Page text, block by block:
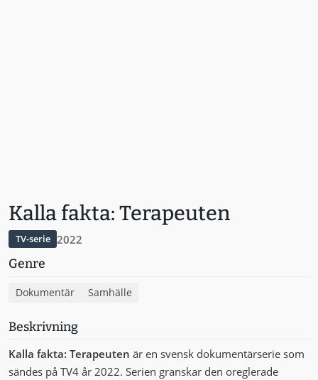
Kalla fakta: Terapeuten
TV-serie 2022
Genre
Dokumentär Samhälle
Beskrivning
Kalla fakta: Terapeuten är en svensk dokumentärserie som
sändes på TV4 år 2022. Serien granskar den oreglerade